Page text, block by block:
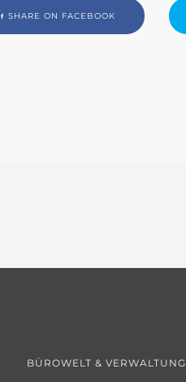
SHARE ON FACEBOOK
BÜROWELT & VERWALTUNG